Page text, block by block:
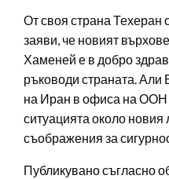
От своя страна Техеран
заяви, че новият
Хаменей е в добро
ръководи страната. Али
на Иран в офиса на ООН
ситуацията около новия
съображения за
Публикувано съгласно